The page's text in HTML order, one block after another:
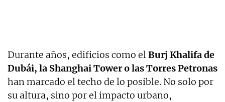
Durante años, edificios como elBurj Khalifa de
Dubái, la Shanghai Tower o las Torres Petronas
han marcado el techo de lo posible. No solo por
su altura, sino por el impacto urbano,